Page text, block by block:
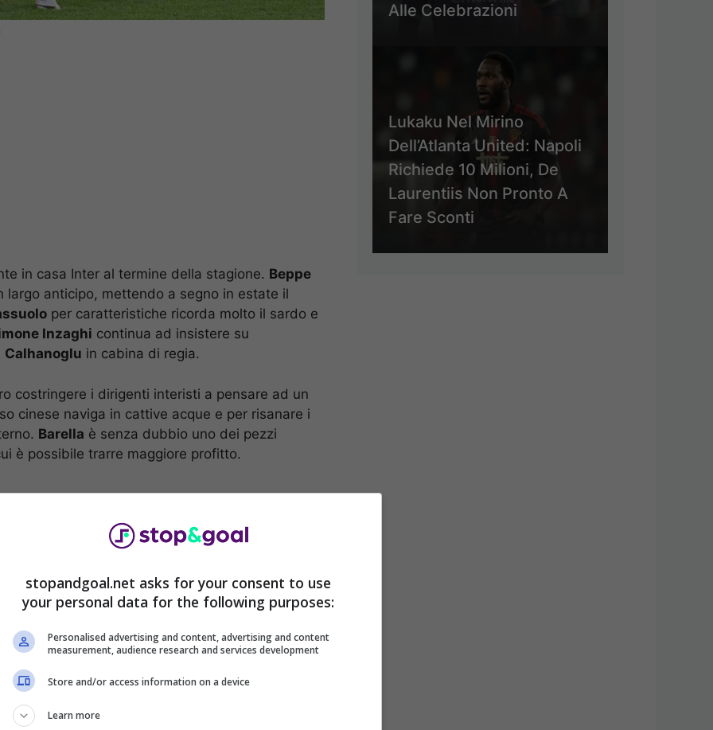
in casa Inter al termine della stagione. Beppe
largo anticipo, mettendo a segno in estate il
per caratteristiche ricorda molto il sardo e
Inzaghi continua ad insistere su
Calhanoglu in cabina di regia.
costringere i dirigenti interisti a pensare ad un
cinese naviga in cattive acque e per risanare i
Barella è senza dubbio uno dei pezzi
è possibile trarre maggiore profitto.
fatto un corposo sondaggio sui
Alle Celebrazioni
Lukaku Nel Mirino
Dell’Atlanta United: Napoli
Richiede 10 Milioni, De
Laurentiis Non Pronto A
Fare Sconti
stopandgoal.net asks for your consent to use
your personal data for the following purposes:
Personalised advertising and content, advertising and content
measurement, audience research and services development
Store and/or access information on a device
Learn more